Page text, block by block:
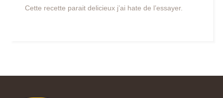
Cette recette parait delicieux j’ai hate de l’essayer.